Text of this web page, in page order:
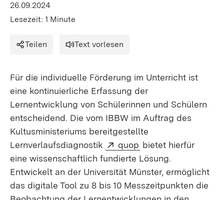
26.09.2024
Lesezeit: 1 Minute
Teilen Text vorlesen
Für die individuelle Förderung im Unterricht ist
eine kontinuierliche Erfassung der
Lernentwicklung von Schülerinnen und Schülern
entscheidend. Die vom IBBW im Auftrag des
Kultusministeriums bereitgestellte
Lernverlaufsdiagnostik
Extern:
quop (Öffnet in neuem
bietet hierfür
eine wissenschaftlich fundierte Lösung.
Entwickelt an der Universität Münster, ermöglicht
das digitale Tool zu 8 bis 10 Messzeitpunkten die